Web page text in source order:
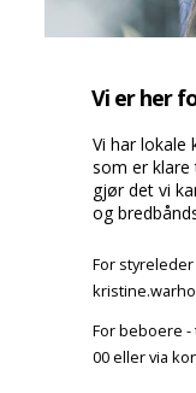
Vi er her
Vi har lokale
som er klare
gjør det vi
og
For
For beboere -
00 eller via